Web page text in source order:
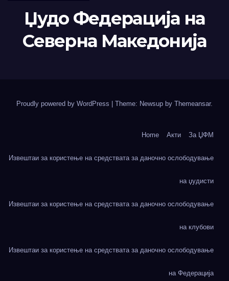
Џудо Федерација на
Северна Македонија
Proudly powered by WordPress | Theme: Newsup by Themeansar.
Home Акти За ЏФМ
Извештаи за користење на средствата за даночно ослободување
на џудисти
Извештаи за користење на средствата за даночно ослободување
на клубови
Извештаи за користење на средствата за даночно ослободување
на Федерација